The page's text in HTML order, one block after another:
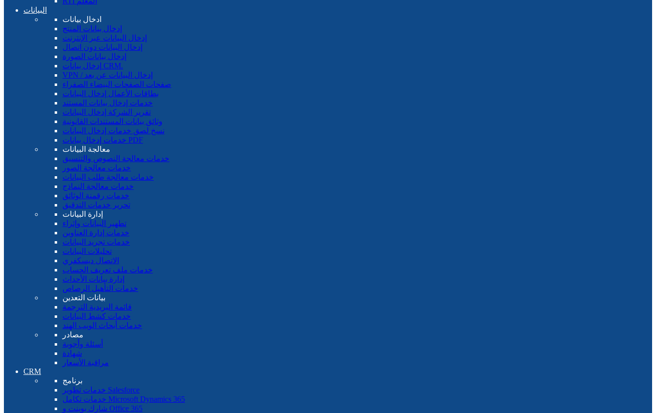
البيانات
ادخال بيانات
إدخال بيانات المنتج
إدخال البيانات عبر الإنترنت
إدخال البيانات دون اتصال
إدخال بيانات الصورة
إدخال بيانات CRM.
VPN / إدخال البيانات عن بعد
صفحات الصفحات البيضاء الصفراء
بطاقات الأعمال إدخال البيانات
خدمات إدخال بيانات المستند
تقرير الشركة إدخال البيانات
وثائق بيانات المستندات القانونية
نسخ لصق خدمات إدخال البيانات
خدمات إدخال بيانات PDF
معالجة البيانات
خدمات معالجة النصوص والتنسيق
خدمات معالجة الصور
خدمات معالجة طلب البيانات
خدمات معالجة النماذج
خدمات رقمنة الوثائق
تحرير خدمات التدقيق
إدارة البيانات
تطهير البيانات وإثراء
خدمات إدارة العناوين
خدمات تجريد البيانات
تحليلات البيانات
الاتصال ديسكفري
خدمات ملف تعريف الحساب
إدارة بيانات الأحداث
خدمات التأهيل الرصاص
بيانات التعدين
قائمة البريدية الترجمة
خدمات كشط البيانات
خدمات أبحاث الويب الهند
مصادر
أسئلة وأجوبة
شهادة
مراقبة الأسعار
CRM
برنامج
خدمات تطوير Salesforce
خدمات تكامل Microsoft Dynamics 365
شارك بوينت و Office 365